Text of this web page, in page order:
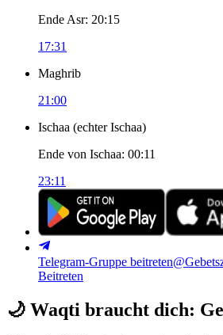
Ende Asr: 20:15
17:31
Maghrib
21:00
Ischaa (echter Ischaa)
Ende von Ischaa: 00:11
23:11
Telegram-Gruppe beitreten
Beitreten
🌙 Waqti braucht dich: